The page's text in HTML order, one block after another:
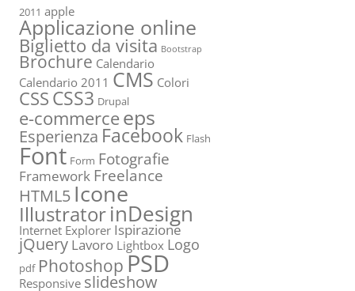
2011 apple
Applicazione online
Biglietto da visita Bootstrap
Brochure Calendario
Calendario 2011 CMS Colori
CSSCSS3 Drupal
e-commerceeps
Esperienza Facebook Flash
Font Form Fotografie
Framework Freelance
HTML5 Icone
IllustratorinDesign
Internet Explorer Ispirazione
jQuery Lavoro Lightbox Logo
pdf PhotoshopPSD
Responsive slideshow